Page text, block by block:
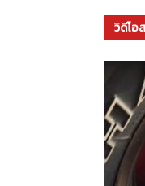
วิดีโอ